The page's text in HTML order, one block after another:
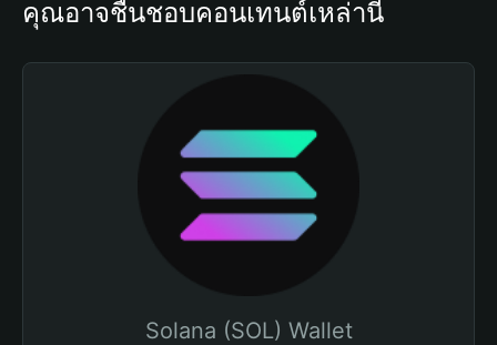
คุณอาจชื่นชอบคอนเทนต์เหล่านี้
Solana (SOL) Wallet